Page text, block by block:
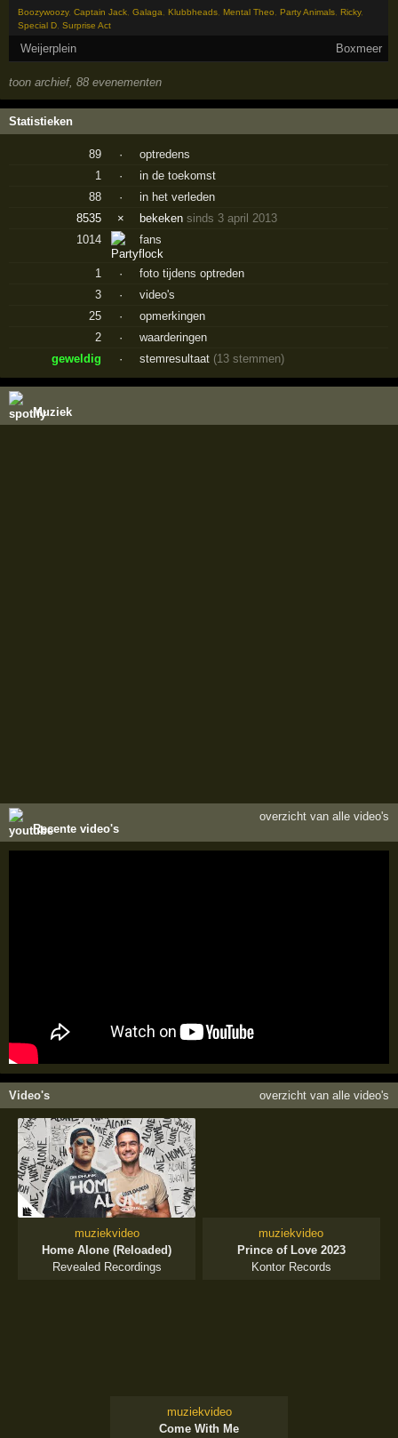
Boozywoozy,Captain Jack ,Galaga ,Klubbheads ,Mental Theo ,Party Animals ,Ricky,
Special D ,Surprise Act
Weijerplein Boxmeer
toon archief, 88 evenementen
Statistieken
89 ·
optredens
1
·
in de toekomst
88
·
in het verleden
8535
× bekekensinds 3 april 2013
1014
fans
1 ·
foto tijdens optreden
3
·
video's
25
·
opmerkingen
2
·
waarderingen
geweldig
· stemresultaat (13 stemmen)
Muziek
Recente video's
overzicht van alle video's
Video's overzicht van alle video's
muziekvideo
Home Alone (Reloaded)
Revealed Recordings
muziekvideo
Prince of Love 2023
Kontor Records
muziekvideo
Come With Me